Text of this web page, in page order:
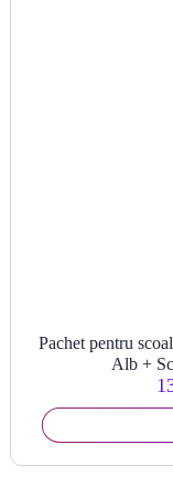
Pachet pentru
Alb +